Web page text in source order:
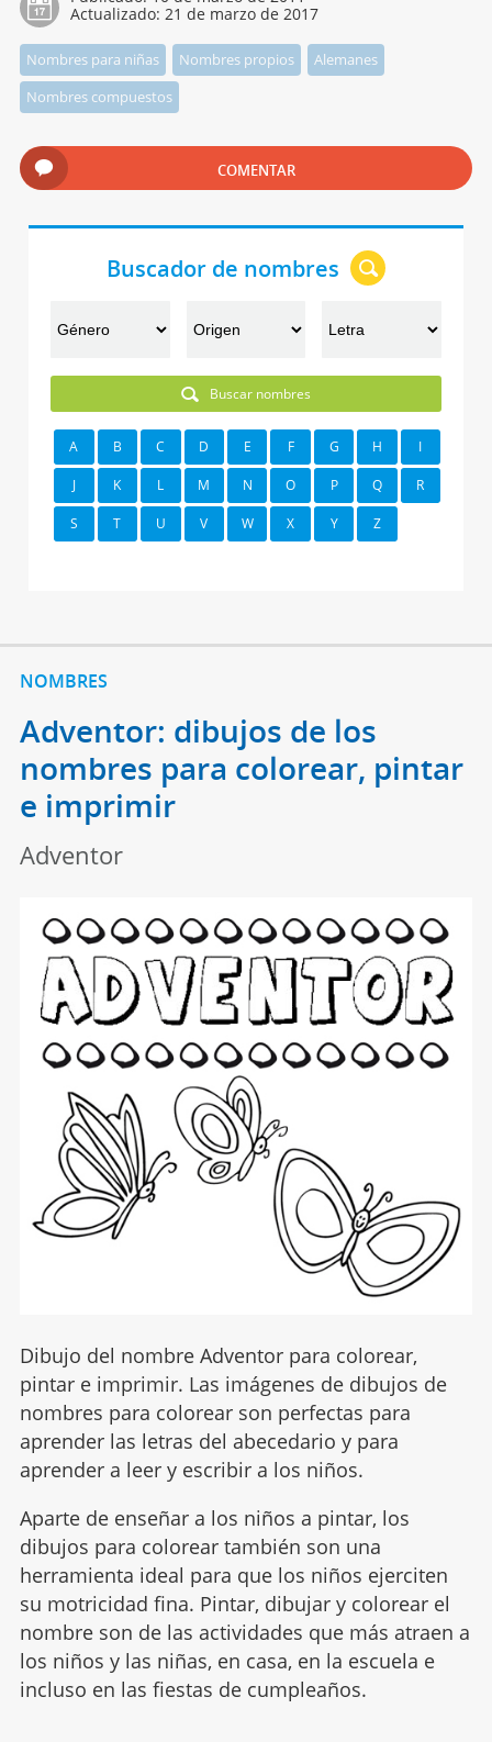
Actualizado: 21 de marzo de 2017
Nombres para niñas Nombres propios
Alemanes
Nombres compuestos
COMENTAR
Buscador de nombres
Buscar nombres
A B C D E F G H I
J K L M N O P Q R
S T U V W X Y Z
NOMBRES
Adventor: dibujos de los
nombres para colorear, pintar
e imprimir
Adventor
Dibujo del nombre Adventor para colorear,
pintar e imprimir. Las imágenes de dibujos de
nombres para colorear son perfectas para
aprender las letras del abecedario y para
aprender a leer y escribir a los niños.
Aparte de enseñar a los niños a pintar, los
dibujos para colorear también son una
herramienta ideal para que los niños ejerciten
su motricidad fina. Pintar, dibujar y colorear el
nombre son de las actividades que más atraen a
los niños y las niñas, en casa, en la escuela e
incluso en las fiestas de cumpleaños.